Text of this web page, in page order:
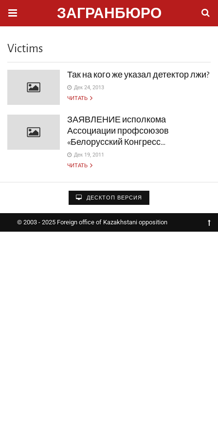
ЗАГРАНБЮРО
Victims
Так на кого же указал детектор лжи?
Дек 24, 2013
ЧИТАТЬ
ЗАЯВЛЕНИЕ исполкома
Ассоциации профсоюзов
«Белорусский Конгресс…
Дек 19, 2011
ЧИТАТЬ
ДЕСКТОП ВЕРСИЯ
© 2003 - 2025 Foreign office of Kazakhstani opposition